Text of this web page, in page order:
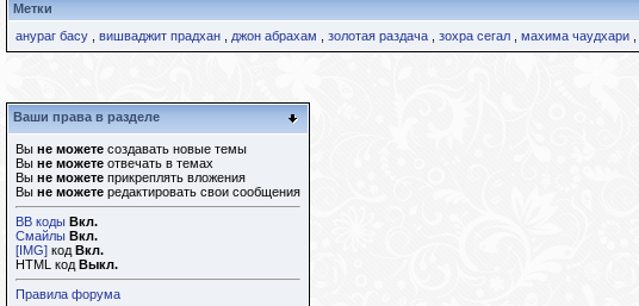
Метки
анураг басу
вишваджит прадхан джон абрахам золотая раздача зохра сегал махима чаудхари
Ваши права в разделе
Вы не можете создавать новые темы
Вы не можете отвечать в темах
Вы не можете прикреплять вложения
Вы не можете редактировать свои сообщения
BB коды Вкл.
Смайлы Вкл.
[IMG] код Вкл.
HTML код Выкл.
Правила форума